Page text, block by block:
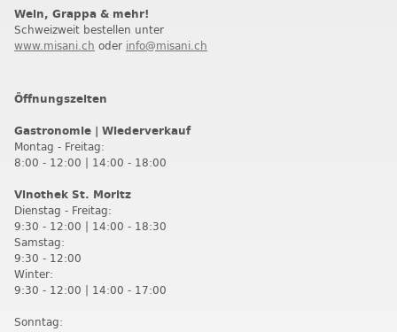
Wein, Grappa & mehr!
Schweizweit bestellen unter
www.misani.ch oder info@misani.ch
Öffnungszeiten
Gastronomie | Wiederverkauf
Montag - Freitag:
8:00 - 12:00 | 14:00 - 18:00
Vinothek St. Moritz
Dienstag - Freitag:
9:30 - 12:00 | 14:00 - 18:30
Samstag:
9:30 - 12:00
Winter:
9:30 - 12:00 | 14:00 - 17:00
Sonntag: